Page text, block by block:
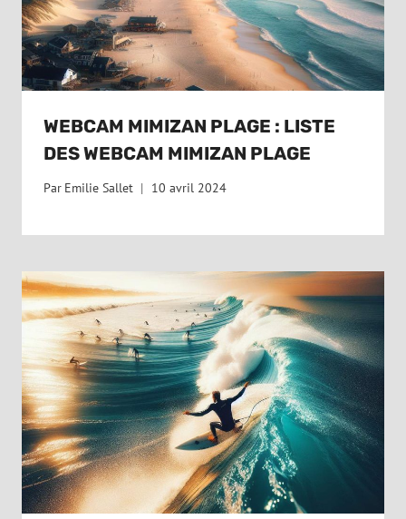
WEBCAM MIMIZAN PLAGE : LISTE
DES WEBCAM MIMIZAN PLAGE
Par Emilie Sallet 10 avril 2024